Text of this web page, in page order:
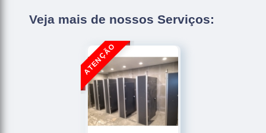
Veja mais de nossos Serviços: